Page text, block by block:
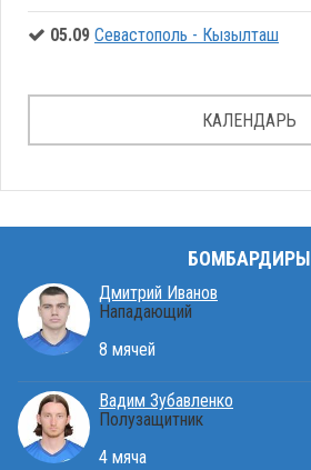
05.09 Севастополь - Кызылташ
КАЛЕНДАРЬ
БОМБАРДИРЫ
Дмитрий Иванов
Нападающий
8 мячей
Вадим Зубавленко
Полузащитник
4 мяча